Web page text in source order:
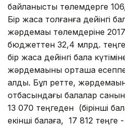
байланысты төлемдерге
Бір жасқа толғанға дейінгі
жәрдемақы төлемдеріне
бюджеттен 32,4 млрд.
бір жасқа дейінгі бала
жәрдемақыны орташа
алды. Бұл ретте,
отбасындағы балалар
13 070 теңгеден (бірінші
екінші балаға, 17 812 теңге